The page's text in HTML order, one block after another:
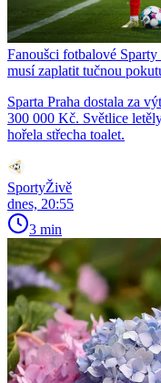
Fanoušci fotbalové
musí zaplatit tučnou
Sparta Praha dostala za
300 000 Kč. Světlice
hořela střecha toalet.
SportyŽivě
dnes, 20:55
3 min